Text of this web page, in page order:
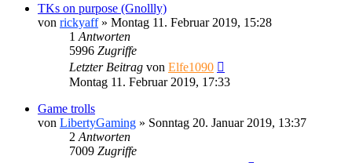
TKs on purpose (Gnollly)
von rickyaff» Montag 11. Februar 2019, 15:28
1 Antworten
5996 Zugriffe
Letzter Beitrag von Elfe1090
Montag 11. Februar 2019, 17:33
Game trolls
von LibertyGaming » Sonntag 20. Januar 2019, 13:37
2 Antworten
7009 Zugriffe